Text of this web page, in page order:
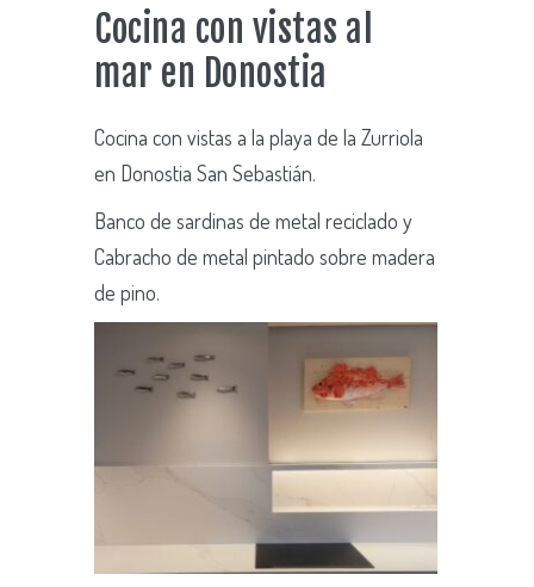
Cocina con vistas al
mar en Donostia
Cocina con vistas a la playa de la Zurriola
en Donostia San Sebastián.
Banco de sardinas de metal reciclado y
Cabracho de metal pintado sobre madera
de pino.